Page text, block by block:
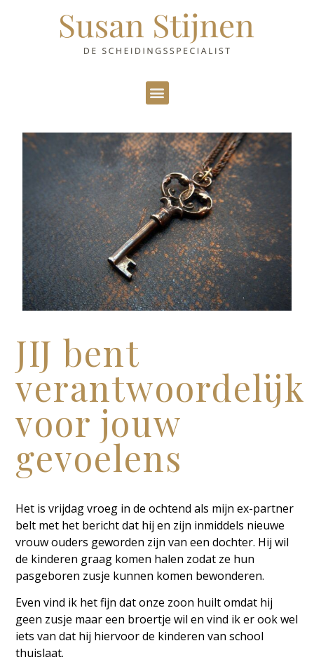
JIJ bent
verantwoordelijk
voor jouw
gevoelens
Het is vrijdag vroeg in de ochtend als mijn ex-partner
belt met het bericht dat hij en zijn inmiddels nieuwe
vrouw ouders geworden zijn van een dochter. Hij wil
de kinderen graag komen halen zodat ze hun
pasgeboren zusje kunnen komen bewonderen.
Even vind ik het fijn dat onze zoon huilt omdat hij
geen zusje maar een broertje wil en vind ik er ook wel
iets van dat hij hiervoor de kinderen van school
thuislaat.